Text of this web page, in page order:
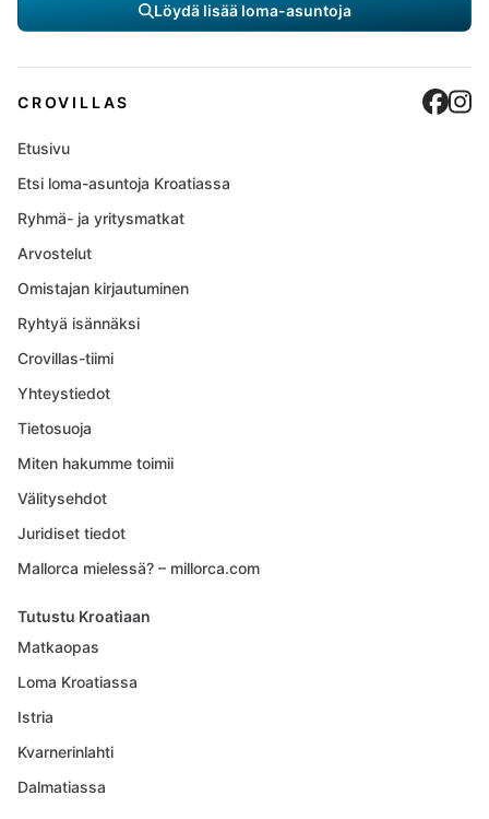
Löydä lisää loma-asuntoja
CROVILLAS
Etusivu
Etsi loma-asuntoja Kroatiassa
Ryhmä- ja yritysmatkat
Arvostelut
Omistajan kirjautuminen
Ryhtyä isännäksi
Crovillas-tiimi
Yhteystiedot
Tietosuoja
Miten hakumme toimii
Välitysehdot
Juridiset tiedot
Mallorca mielessä? – millorca.com
Tutustu Kroatiaan
Matkaopas
Loma Kroatiassa
Istria
Kvarnerinlahti
Dalmatiassa